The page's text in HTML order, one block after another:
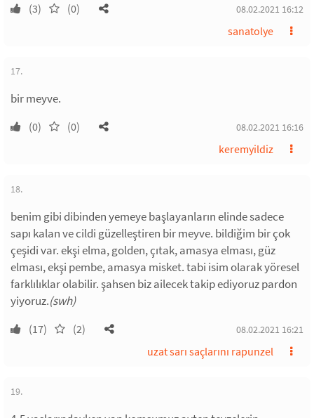
(3) (0) 08.02.2021 16:12
sanatolye
17.
bir meyve.
(0) (0) 08.02.2021 16:16
keremyildiz
18.
benim gibi dibinden yemeye başlayanların elinde sadece
sapı kalan ve cildi güzelleştiren bir meyve. bildiğim bir çok
çeşidi var. ekşi elma, golden, çıtak, amasya elması, güz
elması, ekşi pembe, amasya misket. tabi isim olarak yöresel
farklılıklar olabilir. şahsen biz ailecek takip ediyoruz pardon
yiyoruz.(swh)
(17) (2) 08.02.2021 16:21
uzat sarı saçlarını rapunzel
19.